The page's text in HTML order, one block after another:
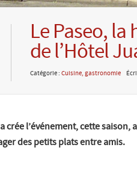
Le Paseo,
de l’Hôtel
Catégorie : Cuisine, gastronomie
crée l’événement, cette
des petits plats entre amis.